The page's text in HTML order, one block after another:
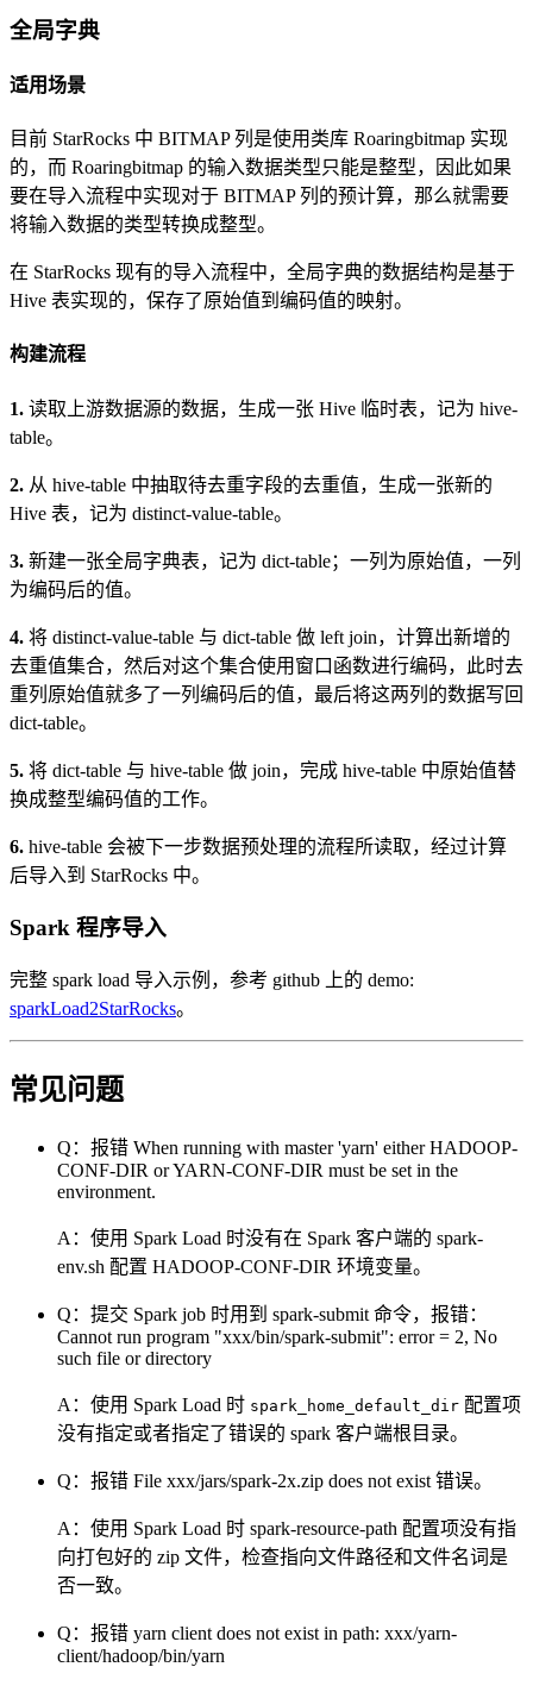
全局字典
适用场景
目前 StarRocks 中 BITMAP 列是使用类库 Roaringbitmap 实现
的，而 Roaringbitmap 的输入数据类型只能是整型，因此如果
要在导入流程中实现对于 BITMAP 列的预计算，那么就需要
将输入数据的类型转换成整型。
在 StarRocks 现有的导入流程中，全局字典的数据结构是基于
Hive 表实现的，保存了原始值到编码值的映射。
构建流程
1. 读取上游数据源的数据，生成一张 Hive 临时表，记为 hive-
table。
2. 从 hive-table 中抽取待去重字段的去重值，生成一张新的
Hive 表，记为 distinct-value-table。
3. 新建一张全局字典表，记为 dict-table；一列为原始值，一列
为编码后的值。
4. 将 distinct-value-table 与 dict-table 做 left join，计算出新增的
去重值集合，然后对这个集合使用窗口函数进行编码，此时去
重列原始值就多了一列编码后的值，最后将这两列的数据写回
dict-table。
5. 将 dict-table 与 hive-table 做 join，完成 hive-table 中原始值替
换成整型编码值的工作。
6. hive-table 会被下一步数据预处理的流程所读取，经过计算
后导入到 StarRocks 中。
Spark 程序导入
完整 spark load 导入示例，参考 github 上的 demo:
sparkLoad2StarRocks。
常见问题
Q：报错 When running with master 'yarn' either HADOOP-
CONF-DIR or YARN-CONF-DIR must be set in the
environment.
A：使用 Spark Load 时没有在 Spark 客户端的 spark-
env.sh 配置 HADOOP-CONF-DIR 环境变量。
Q：提交 Spark job 时用到 spark-submit 命令，报错：
Cannot run program "xxx/bin/spark-submit": error = 2, No
such file or directory
A：使用 Spark Load 时 spark_home_default_dir 配置项
没有指定或者指定了错误的 spark 客户端根目录。
Q：报错 File xxx/jars/spark-2x.zip does not exist 错误。
A：使用 Spark Load 时 spark-resource-path 配置项没有指
向打包好的 zip 文件，检查指向文件路径和文件名词是
否一致。
Q：报错 yarn client does not exist in path: xxx/yarn-
client/hadoop/bin/yarn